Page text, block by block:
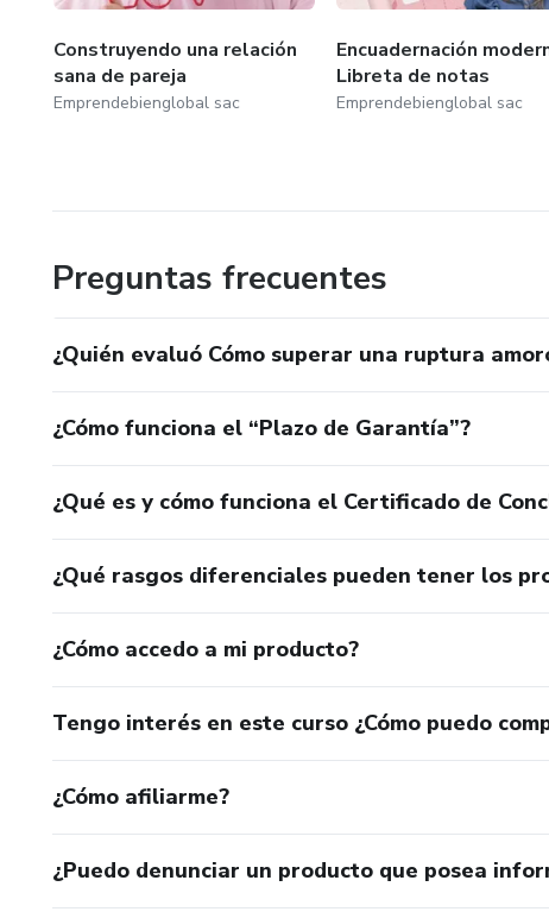
Construyendo una relación
sana de pareja
Emprendebienglobal sac
Encuadernación
Libreta de notas
Emprendebienglobal sac
Preguntas frecuentes
¿Quién evaluó Cómo superar una ruptura
¿Cómo funciona el “Plazo de Garantía”?
¿Qué es y cómo funciona el Certificado de
¿Qué rasgos diferenciales pueden tener los
¿Cómo accedo a mi producto?
Tengo interés en este curso ¿Cómo puedo
¿Cómo afiliarme?
¿Puedo denunciar un producto que posea